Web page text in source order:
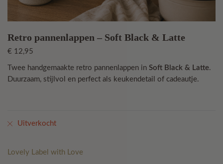
Retro pannenlappen – Soft Black & Latte
€ 12,95
Twee handgemaakte retro pannenlappen in Soft Black & Latte.
Duurzaam, stijlvol en perfect als keukendetail of cadeautje.
Uitverkocht
Lovely Label with Love